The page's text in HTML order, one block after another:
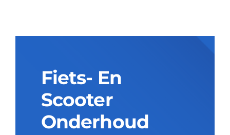
Fiets- En
Scooter
Onderhoud